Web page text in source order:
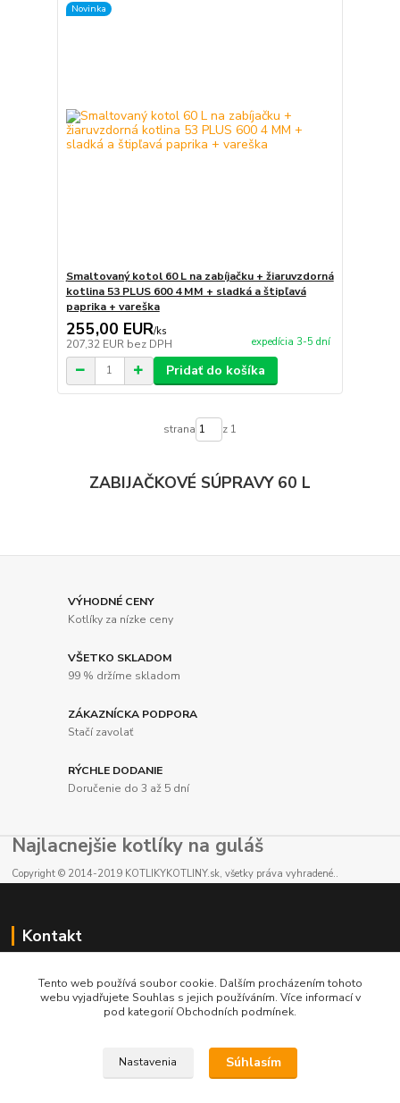
Novinka
Smaltovaný kotol 60 L na zabíjačku + žiaruvzdorná
kotlina 53 PLUS 600 4 MM + sladká a štipľavá
paprika + vareška
255,00 EUR/ks
207,32 EUR bez DPH expedícia 3-5 dní
Pridať do košíka
strana z 1
ZABIJAČKOVÉ SÚPRAVY 60 L
VÝHODNÉ CENY
Kotlíky za nízke ceny
VŠETKO SKLADOM
99 % držíme skladom
ZÁKAZNÍCKA PODPORA
Stačí zavolať
RÝCHLE DODANIE
Doručenie do 3 až 5 dní
Najlacnejšie kotlíky na guláš
Copyright © 2014-2019 KOTLIKYKOTLINY.sk, všetky práva vyhradené..
Kontakt
E-shop: +421 902 212 007
od 8:00 - do 16:00 hod
Tento web používá soubor cookie. Dalším procházením tohoto
webu vyjadřujete Souhlas s jejich používáním. Více informací v
pod kategorií Obchodních podmínek.
Nastavenia Súhlasím